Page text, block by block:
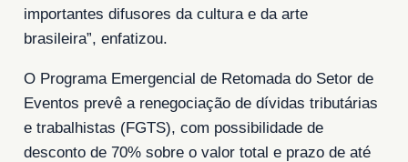
importantes difusores da cultura e da arte
brasileira”, enfatizou.
O Programa Emergencial de Retomada do Setor de
Eventos prevê a renegociação de dívidas tributárias
e trabalhistas (FGTS), com possibilidade de
desconto de 70% sobre o valor total e prazo de até